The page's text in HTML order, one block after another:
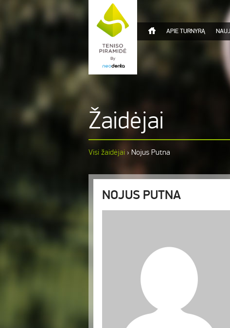
APIE TURNYRĄ
Žaidėjai
Visi žaidėjai › Nojus Putna
NOJUS PUTNA